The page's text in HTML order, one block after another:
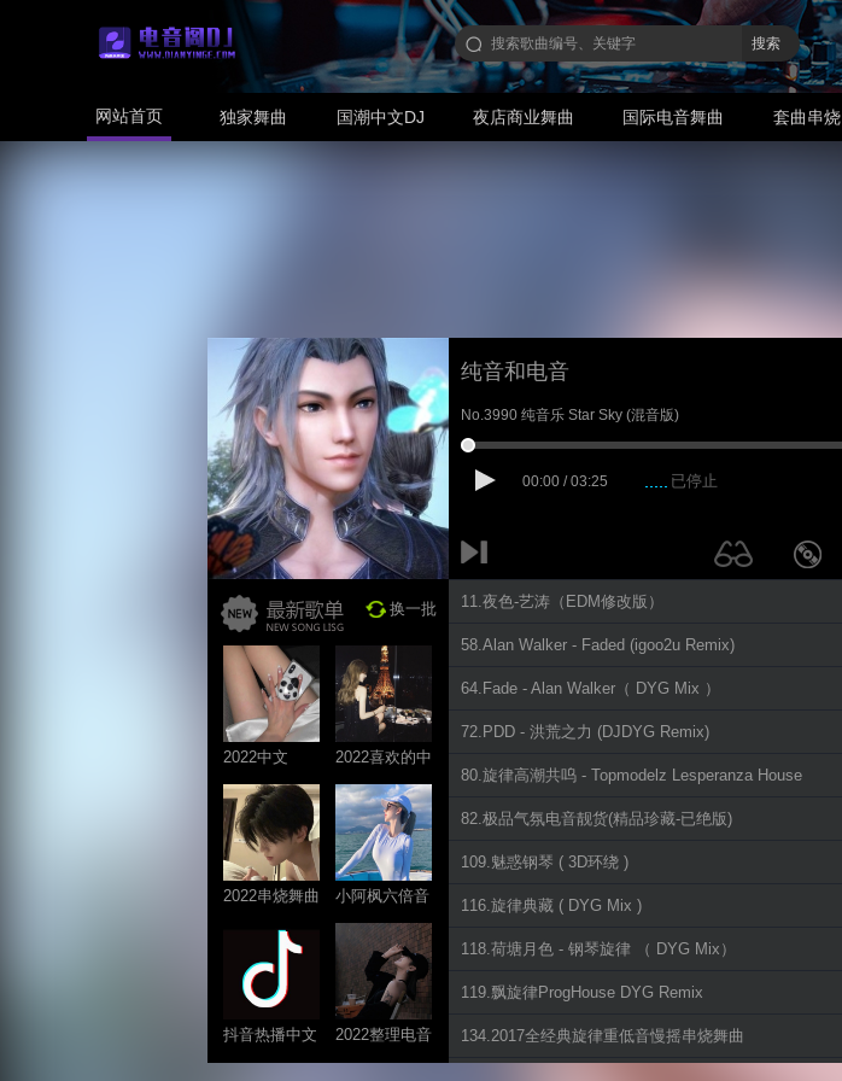
搜索
网站首页 独家舞曲 国潮中文DJ 夜店商业舞曲 国际电音舞曲 套曲串烧
纯音和电音
No.3990 纯音乐 Star Sky (混音版)
00:00 / 03:25 已停止
换一批
2022中文
ProgHouse歌
曲
2022喜欢的中
文DJ舞曲
2022串烧舞曲
小阿枫六倍音
质系列 车载
抖音热播中文
系列
2022整理电音
系列
11.夜色-艺涛（EDM修改版）
58.Alan Walker - Faded (igoo2u Remix)
64.Fade - Alan Walker（ DYG Mix ）
72.PDD - 洪荒之力 (DJDYG Remix)
80.旋律高潮共呜 - Topmodelz Lesperanza House
82.极品气氛电音靓货(精品珍藏-已绝版)
109.魅惑钢琴 ( 3D环绕 )
116.旋律典藏 ( DYG Mix )
118.荷塘月色 - 钢琴旋律 （ DYG Mix）
119.飘旋律ProgHouse DYG Remix
134.2017全经典旋律重低音慢摇串烧舞曲